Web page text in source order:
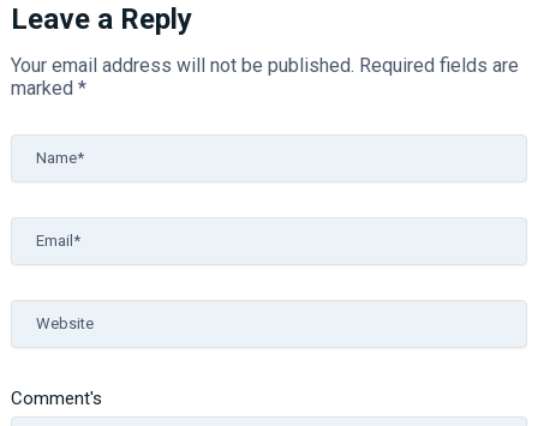
Leave a Reply
Your email address will not be published. Required fields are
marked *
Comment's
Name*
Email*
Website